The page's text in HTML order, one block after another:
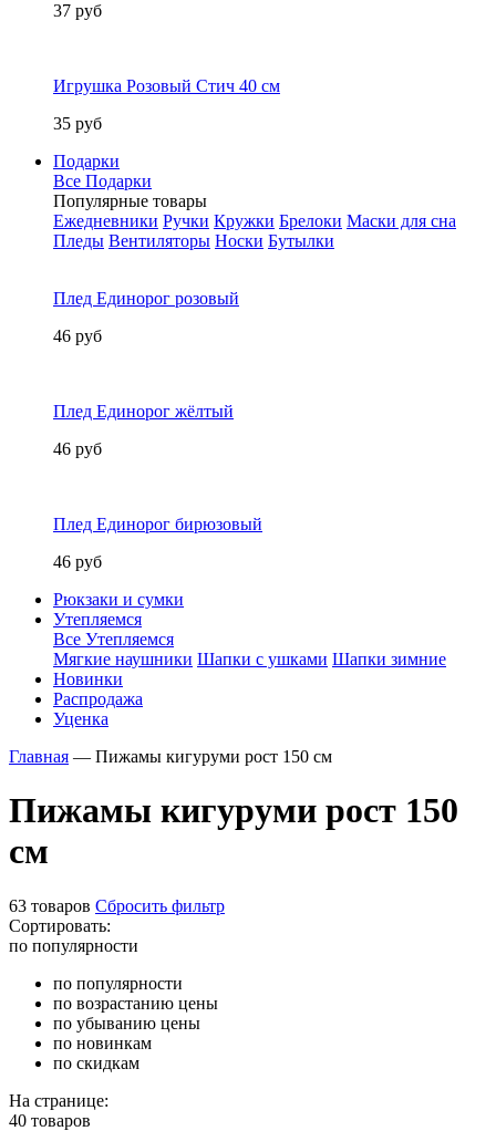
37 руб
Игрушка Розовый Стич 40 см
35 руб
Подарки
Все Подарки
Популярные товары
Ежедневники Ручки Кружки Брелоки Маски для сна
Пледы Вентиляторы Носки Бутылки
Плед Единорог розовый
46 руб
Плед Единорог жёлтый
46 руб
Плед Единорог бирюзовый
46 руб
Рюкзаки и сумки
Утепляемся
Все Утепляемся
Мягкие наушники Шапки с ушками Шапки зимние
Новинки
Распродажа
Уценка
Главная — Пижамы кигуруми рост 150 см
Пижамы кигуруми рост 150
см
63 товаров Сбросить фильтр
Сортировать:
по популярности
по популярности
по возрастанию цены
по убыванию цены
по новинкам
по скидкам
На странице:
40 товаров